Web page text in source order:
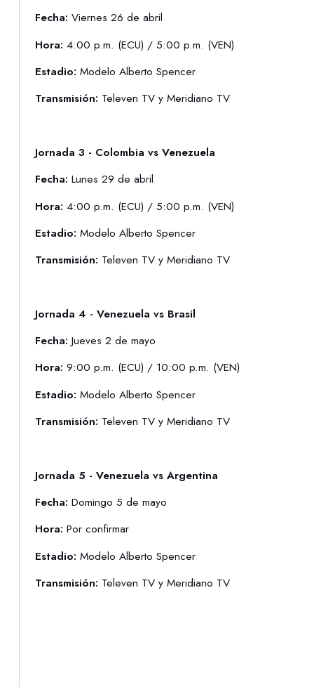
Fecha:Viernes 26 de abril
Hora: 4:00 p.m. (ECU) / 5:00 p.m. (VEN)
Estadio:Modelo Alberto Spencer
Transmisión: Televen TV y Meridiano TV
Jornada 3 - Colombia vs Venezuela
Fecha: Lunes 29 de abril
Hora: 4:00 p.m. (ECU) / 5:00 p.m. (VEN)
Estadio: Modelo Alberto Spencer
Transmisión: Televen TV y Meridiano TV
Jornada 4 - Venezuela vs Brasil
Fecha: Jueves 2 de mayo
Hora: 9:00 p.m. (ECU) / 10:00 p.m. (VEN)
Estadio: Modelo Alberto Spencer
Transmisión: Televen TV y Meridiano TV
Jornada 5 - Venezuela vs Argentina
Fecha:Domingo 5 de mayo
Hora:Por confirmar
Estadio: Modelo Alberto Spencer
Transmisión: Televen TV y Meridiano TV